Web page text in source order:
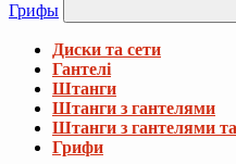
Грифы
Диски та сети
Гантелі
Штанги
Штанги з гантелями
Штанги з гантелями
Грифи